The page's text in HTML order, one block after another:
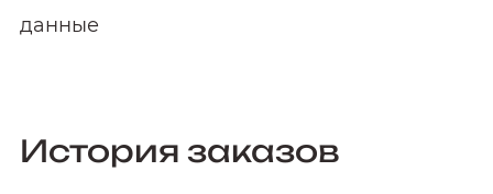
данные
История заказов